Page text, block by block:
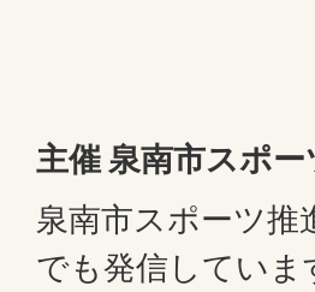
主催 泉南市スポ
泉南市スポーツ
でも発信していま